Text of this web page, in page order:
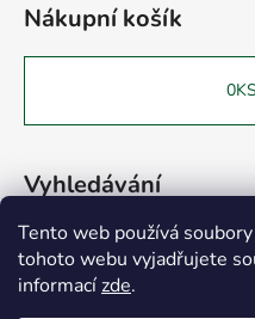
Tento web používá
tohoto webu vyjadřujete
informacízde.
Vážení zákazníci, chtěli bychom
provozovny v Turnově 51101 na
Nákupní košík
0
Vyhledávání